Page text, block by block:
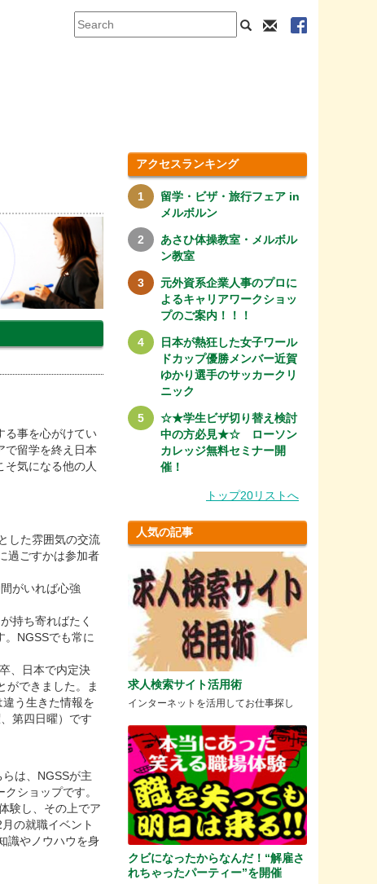
る事を心がけてい
で留学を終え日本
そ気になる他の人
した雰囲気の交流
過ごすかは参加者
がいれば心強
持ち寄ればたく
。NGSSでも常に
、日本で内定決
ができました。ま
う生きた情報を
第四日曜）です
は、NGSSが主
ショップです。
験し、その上でア
の就職イベント
識やノウハウを身
アクセスランキング
留学・ビザ・旅行フェア in
メルボルン
あさひ体操教室・メルボル
ン教室
元外資系企業人事のプロに
よるキャリアワークショッ
プのご案内！！！
日本が熱狂した女子ワール
ドカップ優勝メンバー近賀
ゆかり選手のサッカークリ
ニック
☆★学生ビザ切り替え検討
中の方必見★☆ ローソン
カレッジ無料セミナー開
催！
トップ20リストへ
人気の記事
求人検索サイト活用術
インターネットを活用してお仕事探し
クビになったからなんだ！“解雇さ
れちゃったパーティー”を開催